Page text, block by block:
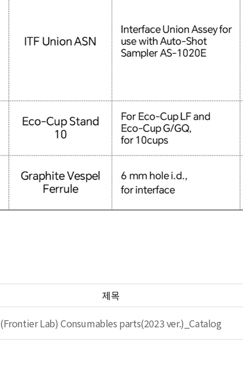
제목
(Frontier Lab) Consumables parts(2023 ver.)_Catalog